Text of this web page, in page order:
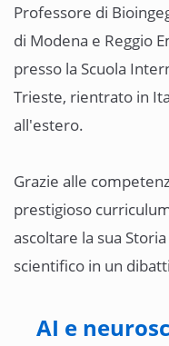
Professore di
di Modena e Reggio
presso la Scuola
Trieste, rientrato in
all'estero.
Grazie alle
prestigioso
ascoltare la sua
scientifico in un
AI e